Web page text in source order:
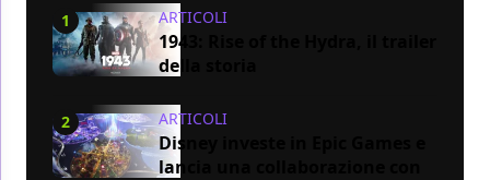
1 ARTICOLI
1943: Rise of the Hydra, il trailer
della storia
2 ARTICOLI
Disney investe in Epic Games e
lancia una collaborazione con